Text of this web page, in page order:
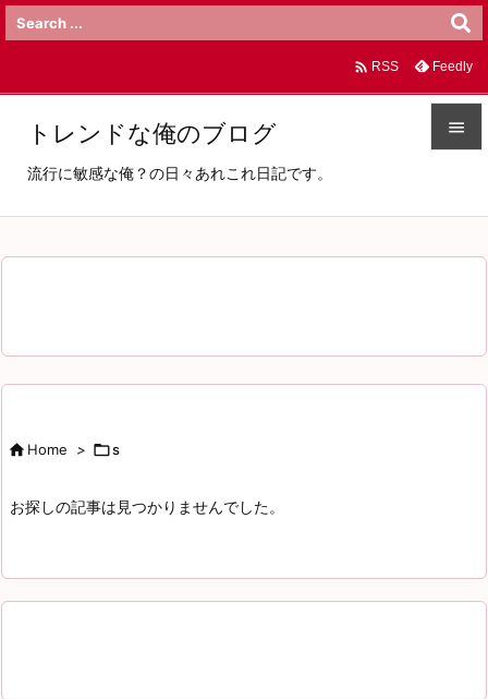

 RSS Feedly
トレンドな俺のブログ
流行に敏感な俺？の日々あれこれ日記です。
Home > s
お探しの記事は見つかりませんでした。